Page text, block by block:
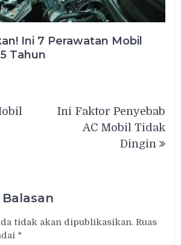
Ini 7 Perawatan Mobil
Tahun
Ini Faktor Penyebab
AC Mobil Tidak
Dingin
tidak akan dipublikasikan. Ruas
*